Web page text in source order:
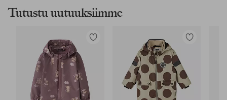
Tutustu uutuuksiimme
Lisää
Lisää